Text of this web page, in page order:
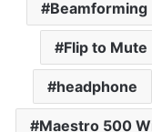
Beamforming
Flip to Mute
headphone
Maestro 500